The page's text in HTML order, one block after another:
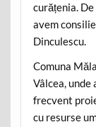
curățenia.
avem
Dinculescu.
Comuna
Vâlcea,
frecvent
cu resurse